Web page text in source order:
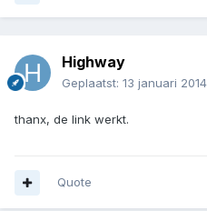
Highway
Geplaatst: 13 januari 2014
thanx, de link werkt.
Quote